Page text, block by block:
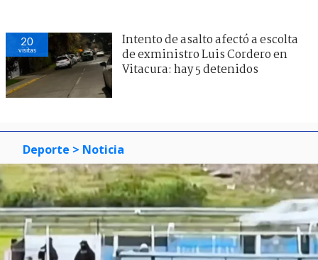
20
visitas
Intento de asalto afectó a escolta
de exministro Luis Cordero en
Vitacura: hay 5 detenidos
Deporte > Noticia